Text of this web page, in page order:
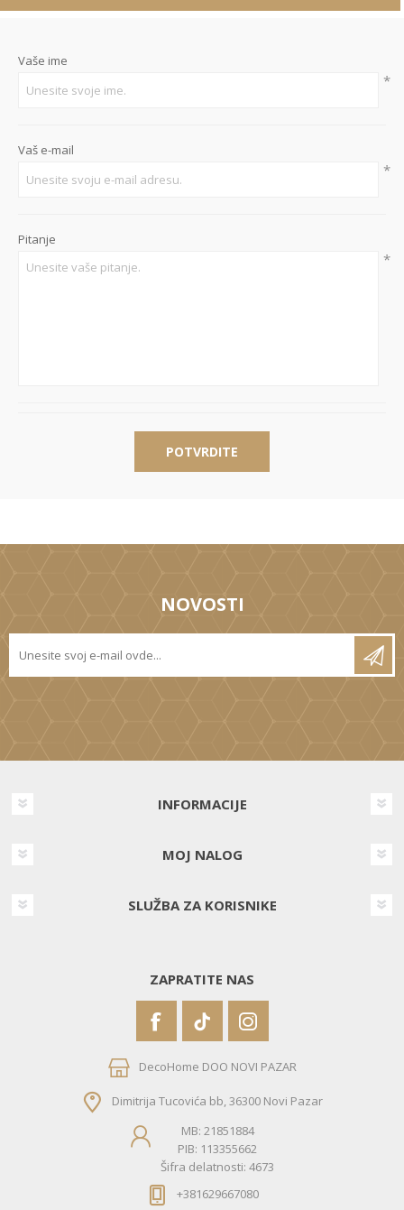
Vaše ime
*
Vaš e-mail
*
Pitanje
*
POTVRDITE
NOVOSTI
INFORMACIJE
MOJ NALOG
SLUŽBA ZA KORISNIKE
ZAPRATITE NAS
DecoHome DOO NOVI PAZAR
Dimitrija Tucovića bb, 36300 Novi Pazar
MB: 21851884
PIB: 113355662
Šifra delatnosti: 4673
+381629667080